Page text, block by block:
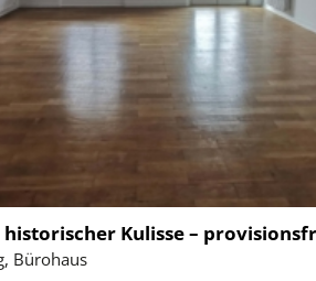
Kulisse –
Bürohaus